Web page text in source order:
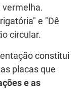
vermelha.
e "Dê
circular.
constitui
placas que
e as